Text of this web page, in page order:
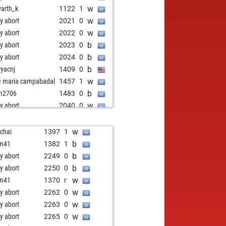
1122 1 w
abort 2021 0 w
abort 2022 0 w
abort 2023 0 b
abort 2024 0 b
1409 0 b
maria campabadal 1457 1 w
1483 0 b
abort 2040 0 w
1379 1 b
1035 1 b
1386 0 w
1550 0 b
abort 2050 0 b
abort 2051 0 w
abort 2052 0 w
1444 1 w
1397 1 w
1382 1 b
abort 2249 0 b
abort 2250 0 b
1370 r w
abort 2262 0 w
abort 2263 0 w
abort 2265 0 w